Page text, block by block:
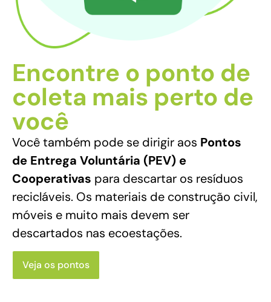
Encontre o ponto de
coleta mais perto de
você
Você também pode se dirigir aos Pontos
de Entrega Voluntária (PEV) e
Cooperativas para descartar os resíduos
recicláveis. Os materiais de construção civil,
móveis e muito mais devem ser
descartados nas ecoestações.
Veja os pontos